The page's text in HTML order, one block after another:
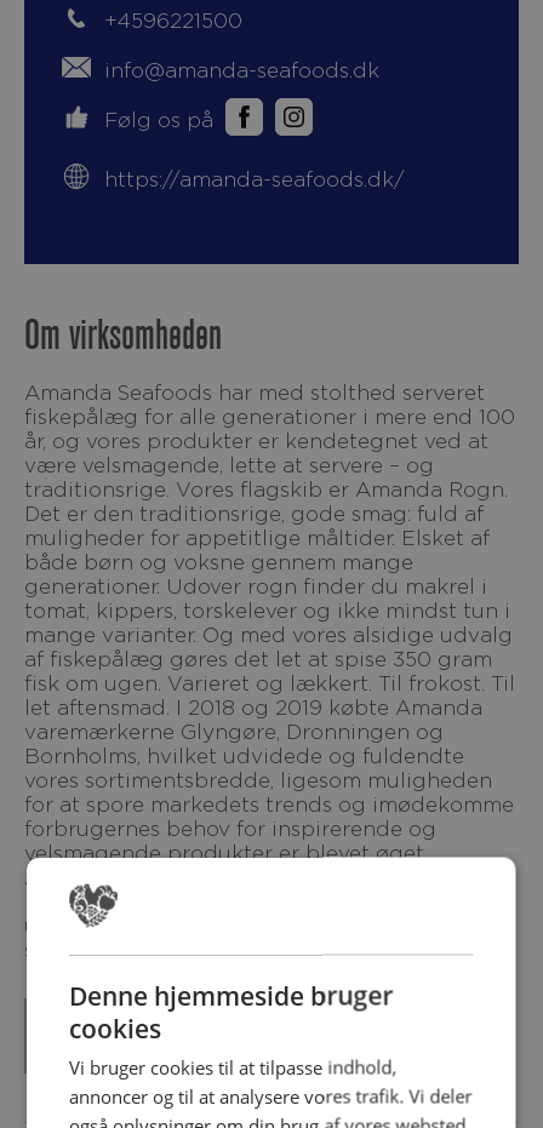
+4596221500
info@amanda-seafoods.dk
Følg os på
https://amanda-seafoods.dk/
Om virksomheden
Amanda Seafoods har med stolthed serveret
fiskepålæg for alle generationer i mere end 100
år, og vores produkter er kendetegnet ved at
være velsmagende, lette at servere – og
traditionsrige. Vores flagskib er Amanda Rogn.
Det er den traditionsrige, gode smag: fuld af
muligheder for appetitlige måltider. Elsket af
både børn og voksne gennem mange
generationer. Udover rogn finder du makrel i
tomat, kippers, torskelever og ikke mindst tun i
mange varianter. Og med vores alsidige udvalg
af fiskepålæg gøres det let at spise 350 gram
fisk om ugen. Varieret og lækkert. Til frokost. Til
let aftensmad. I 2018 og 2019 købte Amanda
varemærkerne Glyngøre, Dronningen og
Bornholms, hvilket udvidede og fuldendte
vores sortimentsbredde, ligesom muligheden
for at spore markedets trends og imødekomme
forbrugernes behov for inspirerende og
velsmagende produkter er blevet øget.
Amanda arbejder fortsat med stor motivation,
nysgerrighed og fiskefaglig stolthed på at
udvikle og udvide det ypperste seafood-
sortiment - Amanda hele familiens fiskepålæg
SE MERE OM AMANDA SEAFOODS
Denne hjemmeside bruger
cookies
Vi bruger cookies til at tilpasse indhold,
annoncer og til at analysere vores trafik. Vi deler